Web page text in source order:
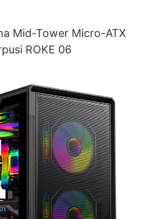
Mid-Tower Micro-ATX
ROKE 06